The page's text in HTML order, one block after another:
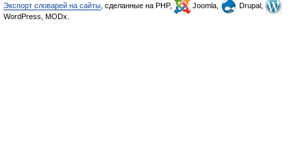
Экспорт словарей на сайты , сделанные на PHP, Joomla,
Drupal,
WordPress, MODx.